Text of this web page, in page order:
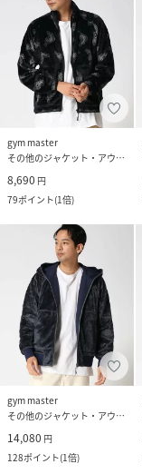
gym master
その他のジャケット・アウター
8,690 円
79ポイント(1倍)
gym master
その他のジャケット・アウター
14,080 円
128ポイント(1倍)